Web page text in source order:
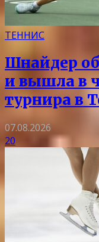
ТЕННИС
Шнайдер
и вышла в
турнира в
07.08.2026
20